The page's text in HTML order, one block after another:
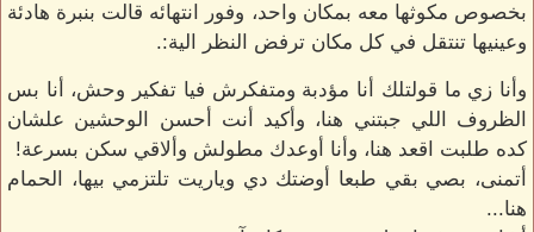
بخصوص مكوثها معه بمكان واحد، وفور انتهائه قالت بنبرة هادئة
وعينيها تنتقل في كل مكان ترفض النظر الية:.
وأنا زي ما قولتلك أنا مؤدبة ومتفكرش فيا تفكير وحش، أنا بس
الظروف اللي جبتني هنا، وأكيد أنت أحسن الوحشين علشان
كده طلبت اقعد هنا، وأنا أوعدك مطولش وألاقي سكن بسرعة!
أتمنى، بصي بقي طبعا أوضتك دي وياريت تلتزمي بيها، الحمام
هنا...